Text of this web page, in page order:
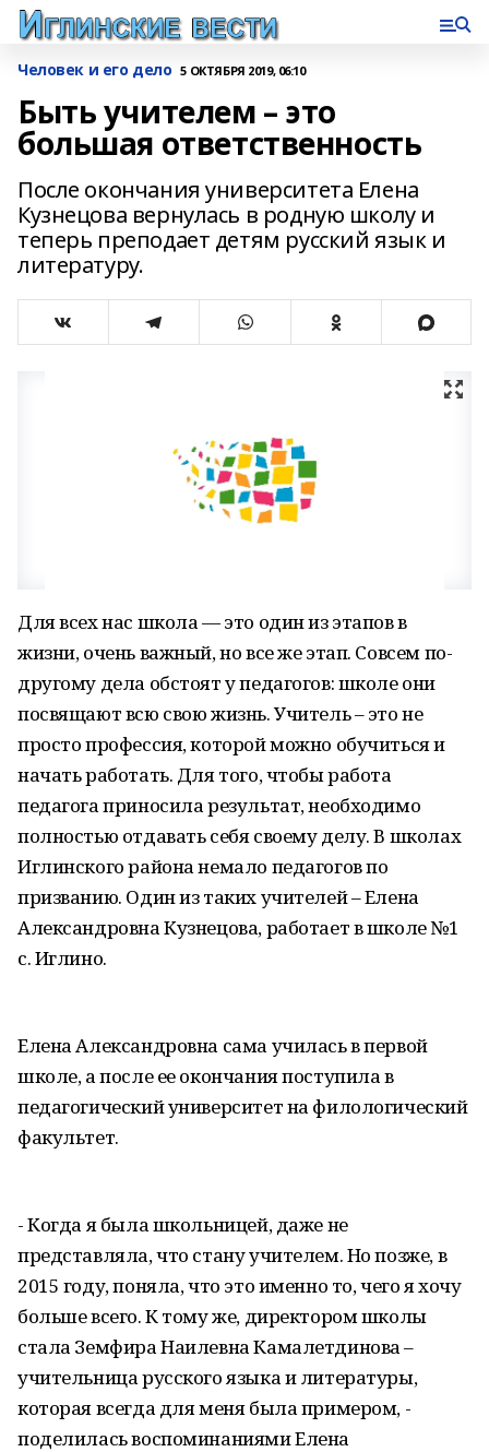
Человек и его дело 5 ОКТЯБРЯ 2019, 06:10
Быть учителем – это
большая ответственность
После окончания университета Елена
Кузнецова вернулась в родную школу и
теперь преподает детям русский язык и
литературу.
Для всех нас школа — это один из этапов в
жизни, очень важный, но все же этап. Совсем по-
другому дела обстоят у педагогов: школе они
посвящают всю свою жизнь. Учитель – это не
просто профессия, которой можно обучиться и
начать работать. Для того, чтобы работа
педагога приносила результат, необходимо
полностью отдавать себя своему делу. В школах
Иглинского района немало педагогов по
призванию. Один из таких учителей – Елена
Александровна Кузнецова, работает в школе №1
с. Иглино.
Елена Александровна сама училась в первой
школе, а после ее окончания поступила в
педагогический университет на филологический
факультет.
- Когда я была школьницей, даже не
представляла, что стану учителем. Но позже, в
2015 году, поняла, что это именно то, чего я хочу
больше всего. К тому же, директором школы
стала Земфира Наилевна Камалетдинова –
учительница русского языка и литературы,
которая всегда для меня была примером, -
поделилась воспоминаниями Елена